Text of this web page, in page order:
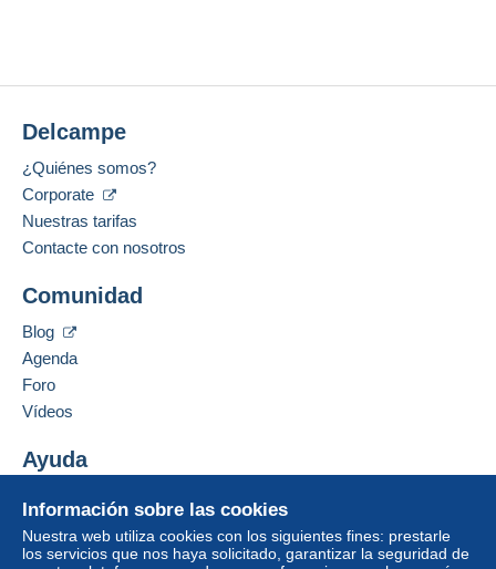
Información sobre las cookies
Nuestra web utiliza cookies con los siguientes fines: prestarle
los servicios que nos haya solicitado, garantizar la seguridad de
Delcampe
¿Quiénes somos?
Corporate
Nuestras tarifas
Contacte con nosotros
Comunidad
Blog
Agenda
Foro
Vídeos
Ayuda
Comprar en Delcampe
Vender en Delcampe